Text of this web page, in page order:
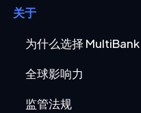
关于
为什么选择 MultiBank
全球影响力
监管法规